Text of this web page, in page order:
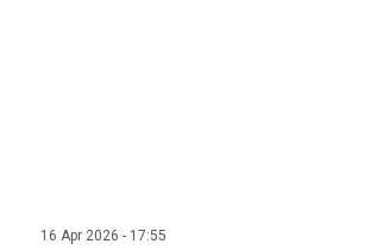
16 Apr 2026 - 17:55